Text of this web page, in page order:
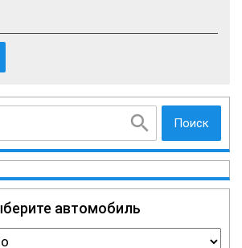
Поиск
автомобиль